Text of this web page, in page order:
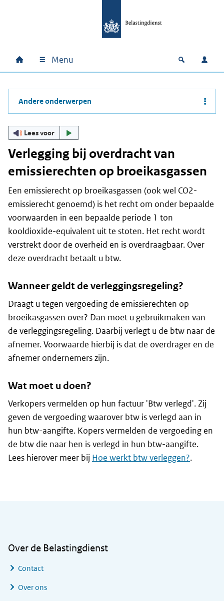
Hoofdnavigatie
Home Menu Open
Andere onderwerpen
Lees voor
Verlegging bij overdracht van
emissierechten op broeikasgassen
Een emissierecht op broeikasgassen (ook wel CO2-
emissierecht genoemd) is het recht om onder bepaalde
voorwaarden in een bepaalde periode 1 ton
kooldioxide-equivalent uit te stoten. Het recht wordt
verstrekt door de overheid en is overdraagbaar. Over
deze overdracht betaalt u btw.
Wanneer geldt de verleggingsregeling?
Draagt u tegen vergoeding de emissierechten op
broeikasgassen over? Dan moet u gebruikmaken van
de verleggingsregeling. Daarbij verlegt u de btw naar de
afnemer. Voorwaarde hierbij is dat de overdrager en de
afnemer ondernemers zijn.
Wat moet u doen?
Verkopers vermelden op hun factuur 'Btw verlegd'. Zij
geven de vergoeding waarover btw is verlegd aan in
hun btw-aangifte. Kopers vermelden de vergoeding en
de btw die naar hen is verlegd in hun btw-aangifte.
Lees hierover meer bij Hoe werkt btw verleggen?.
Over de Belastingdienst
Contact
Over ons